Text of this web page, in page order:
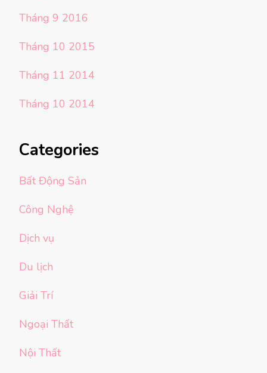
Tháng 9 2016
Tháng 10 2015
Tháng 11 2014
Tháng 10 2014
Categories
Bất Động Sản
Công Nghệ
Dịch vụ
Du lịch
Giải Trí
Ngoại Thất
Nội Thất